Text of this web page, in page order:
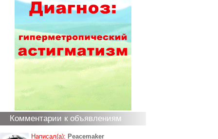
Комментарии к объявлениям
Написал(а): Peacemaker